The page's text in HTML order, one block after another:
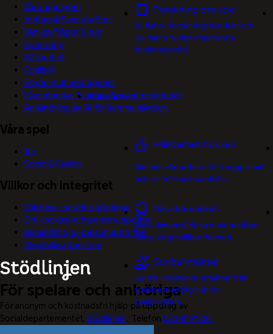
Forskning om spel
Ta del av forskningsresultat och
läs mer om vårt oberoende
forskningsråd.
Hållbarhet
Hållbarhet hos oss
Mer om vårt arbete för trygga spel
och ett hållbart samhälle.
Våra klimatmål
Våra klimatmål för att bidra till en
långsiktigt hållbar framtid.
Sunda intäkter
Sunda intäkter är intäkter från
spelare med låg risk för
spelproblem.
Våra logotyper
Jobba på Svenska Spel
Vanliga frågor & svar
Sponsring
Hållbarhet
Spelkoll
Skydd mot bedrägerier
Så motverkar Svenska Spel penningtvätt
Användning av AI för kommunikation
Våra spel
Tur
Sport & Casino
Villkor och integritet
Välj dina cookieinställningar
Om cookies och personuppgifter
Behandling av personuppgifter
Visselblåsarfunktion
För spelare och anhöriga
För anonym och kostnadsfri hjälp på uppdrag av
Socialdepartementet. Stödlinjen . Telefon020-81 91 00.